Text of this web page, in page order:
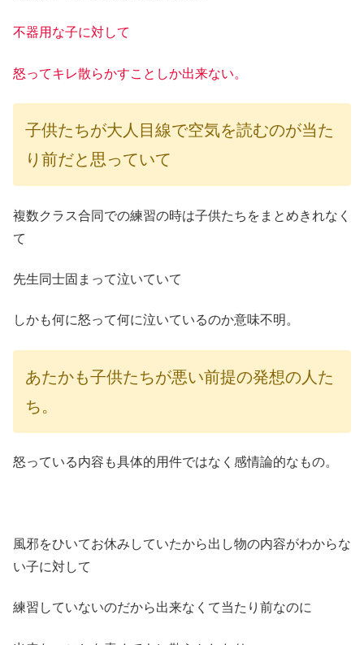
不器用な子に対して
怒ってキレ散らかすことしか出来ない。
子供たちが大人目線で空気を読むのが当た
り前だと思っていて
複数クラス合同での練習の時は子供たちをまとめきれなく
て
先生同士固まって泣いていて
しかも何に怒って何に泣いているのか意味不明。
あたかも子供たちが悪い前提の発想の人た
ち。
怒っている内容も具体的用件ではなく感情論的なもの。
風邪をひいてお休みしていたから出し物の内容がわからな
い子に対して
練習していないのだから出来なくて当たり前なのに